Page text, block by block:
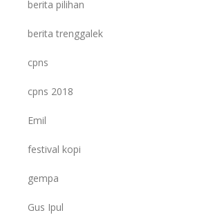
berita pilihan
berita trenggalek
cpns
cpns 2018
Emil
festival kopi
gempa
Gus Ipul